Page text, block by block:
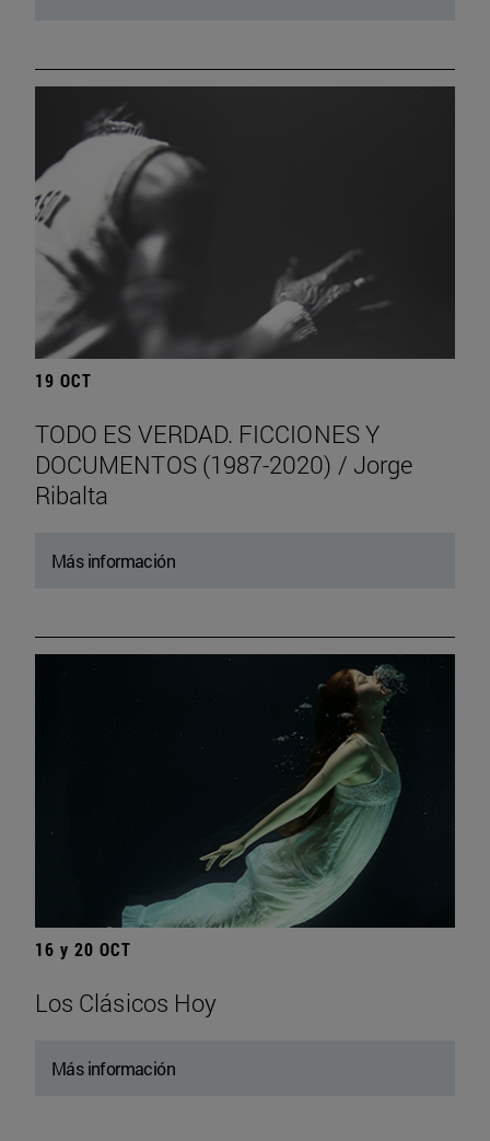
19 OCT
TODO ES VERDAD. FICCIONES Y
DOCUMENTOS (1987-2020) / Jorge
Ribalta
Más información
16 y 20 OCT
Los Clásicos Hoy
Más información